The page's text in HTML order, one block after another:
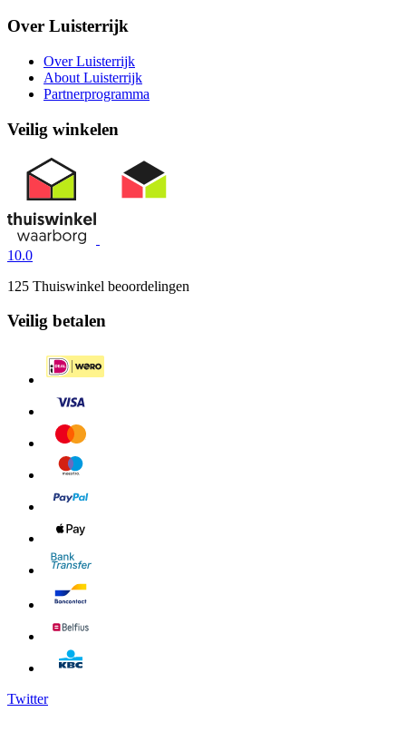
Over Luisterrijk
Over Luisterrijk
About Luisterrijk
Partnerprogramma
Veilig winkelen
10.0
125 Thuiswinkel beoordelingen
Veilig betalen
Twitter